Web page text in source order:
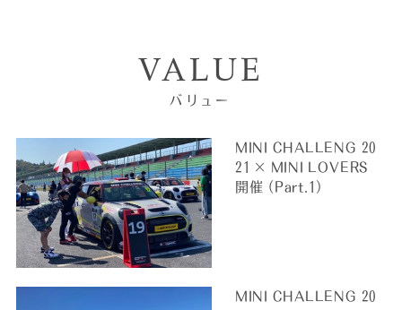
VALUE
バリュー
MINI CHALLENG 20
21 × MINI LOVERS
開催 （Part.1）
MINI CHALLENG 20